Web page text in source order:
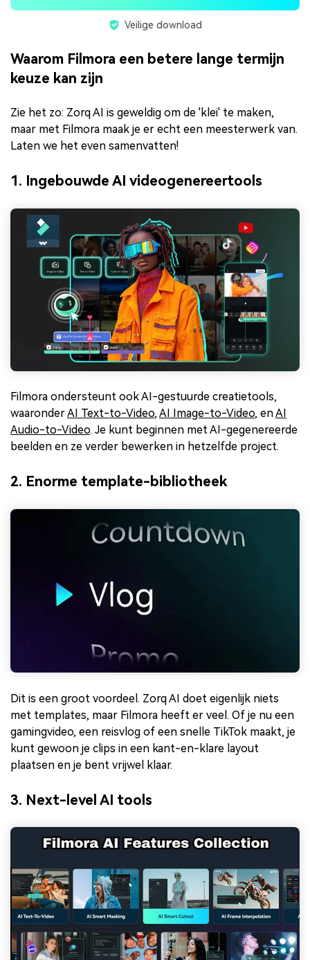
Veilige download
Waarom Filmora een betere lange termijn
keuze kan zijn
Zie het zo: Zorq AI is geweldig om de 'klei' te maken,
maar met Filmora maak je er echt een meesterwerk van.
Laten we het even samenvatten!
1. Ingebouwde AI videogenereertools
Filmora ondersteunt ook AI-gestuurde creatietools,
waaronderAI Text-to-Video, AI Image-to-Video, enAI
Audio-to-Video. Je kunt beginnen met AI-gegenereerde
beelden en ze verder bewerken in hetzelfde project.
2. Enorme template-bibliotheek
Dit is een groot voordeel. Zorq AI doet eigenlijk niets
met templates, maar Filmora heeft er veel. Of je nu een
gamingvideo, een reisvlog of een snelle TikTok maakt, je
kunt gewoon je clips in een kant-en-klare layout
plaatsen en je bent vrijwel klaar.
3. Next-level AI tools